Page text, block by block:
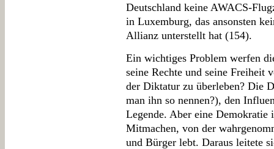
Deutschland keine AWACS-
in Luxemburg, das ansonsten
Allianz unterstellt hat (154).
Ein wichtiges Problem werfen
seine Rechte und seine Freiheit
der Diktatur zu überleben? Die
man ihn so nennen?), den
Legende. Aber eine Demokratie
Mitmachen, von der
und Bürger lebt. Daraus leitete